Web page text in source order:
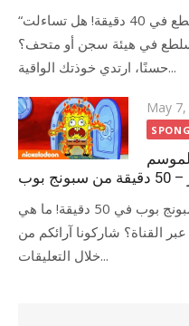
“إعادة تصميم محل مقرمشات سلطع في 40 دقيقة! هل تساءلت
في هيئة سجن أو متحف؟
حسنًا، ارتدي خوذتك الواقية...
Posted
on
May
أفضل ما في الموسم العاشر من سبونج بوب في 50 دقيقة! ما هي
القناة؟ شاركونا آرائكم من
خلال التعليقات...